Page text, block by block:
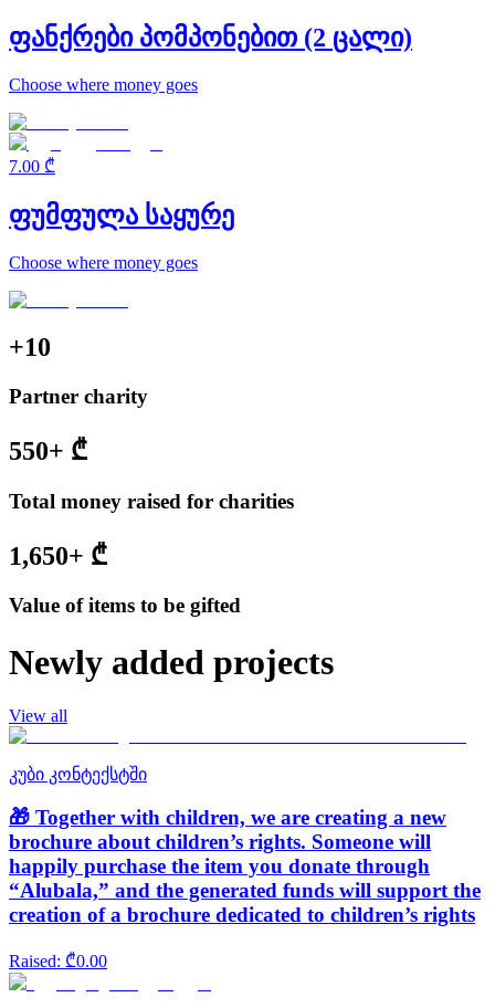
ფანქრები პომპონებით (2 ცალი)
Choose where money goes
7.00 ₾
ფუმფულა საყურე
Choose where money goes
+10
Partner charity
550+ ₾
Total money raised for charities
1,650+ ₾
Value of items to be gifted
Newly added projects
View all
კუბი კონტექსტში
🎁 Together with children, we are creating a new
brochure about children’s rights. Someone will
happily purchase the item you donate through
“Alubala,” and the generated funds will support the
creation of a brochure dedicated to children’s rights
Raised: ₾0.00